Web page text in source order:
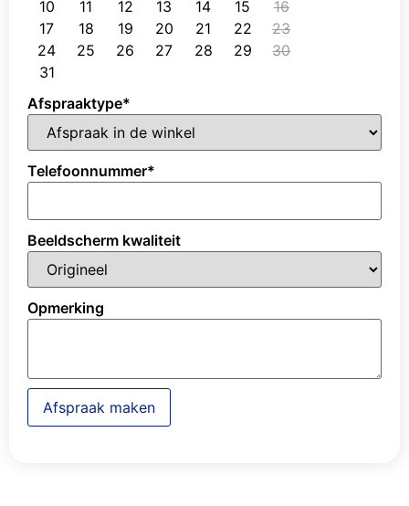
10
11 12 13 14 15
16
17
18 19 20 21 22
23
24
25 26 27 28 29
30
31
Afspraaktype*
Telefoonnummer*
Beeldscherm kwaliteit
Opmerking
Afspraak maken